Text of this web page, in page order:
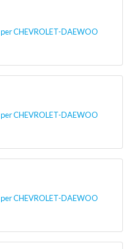
CHEVROLET-DAEWOO
CHEVROLET-DAEWOO
CHEVROLET-DAEWOO